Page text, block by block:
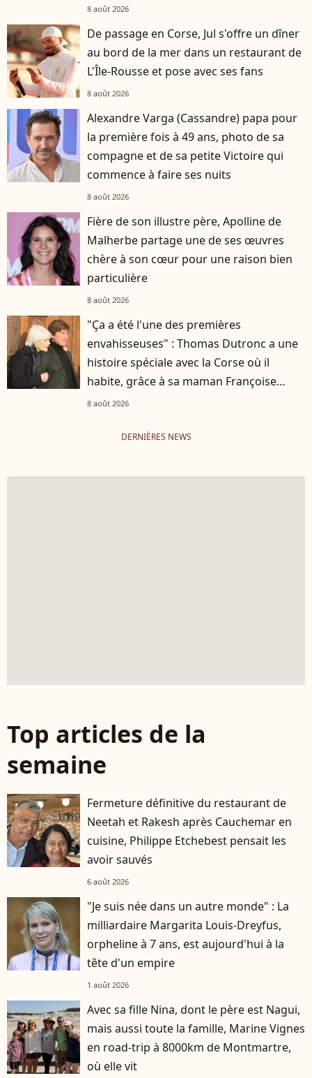
8 août 2026
De passage en Corse, Jul s'offre un dîner
au bord de la mer dans un restaurant de
L'Île-Rousse et pose avec ses fans
8 août 2026
Alexandre Varga (Cassandre) papa pour
la première fois à 49 ans, photo de sa
compagne et de sa petite Victoire qui
commence à faire ses nuits
8 août 2026
Fière de son illustre père, Apolline de
Malherbe partage une de ses œuvres
chère à son cœur pour une raison bien
particulière
8 août 2026
"Ça a été l'une des premières
envahisseuses" : Thomas Dutronc a une
histoire spéciale avec la Corse où il
habite, grâce à sa maman Françoise
Hardy
8 août 2026
DERNIÈRES NEWS
Top articles de la
semaine
Fermeture définitive du restaurant de
Neetah et Rakesh après Cauchemar en
cuisine, Philippe Etchebest pensait les
avoir sauvés
6 août 2026
"Je suis née dans un autre monde" : La
milliardaire Margarita Louis-Dreyfus,
orpheline à 7 ans, est aujourd'hui à la
tête d'un empire
1 août 2026
Avec sa fille Nina, dont le père est Nagui,
mais aussi toute la famille, Marine Vignes
en road-trip à 8000km de Montmartre,
où elle vit